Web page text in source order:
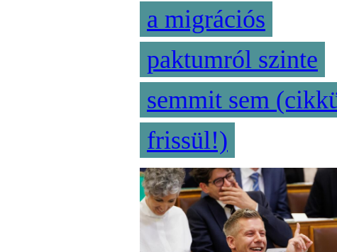
a migrációs
paktumról szinte
semmit sem
frissül!)